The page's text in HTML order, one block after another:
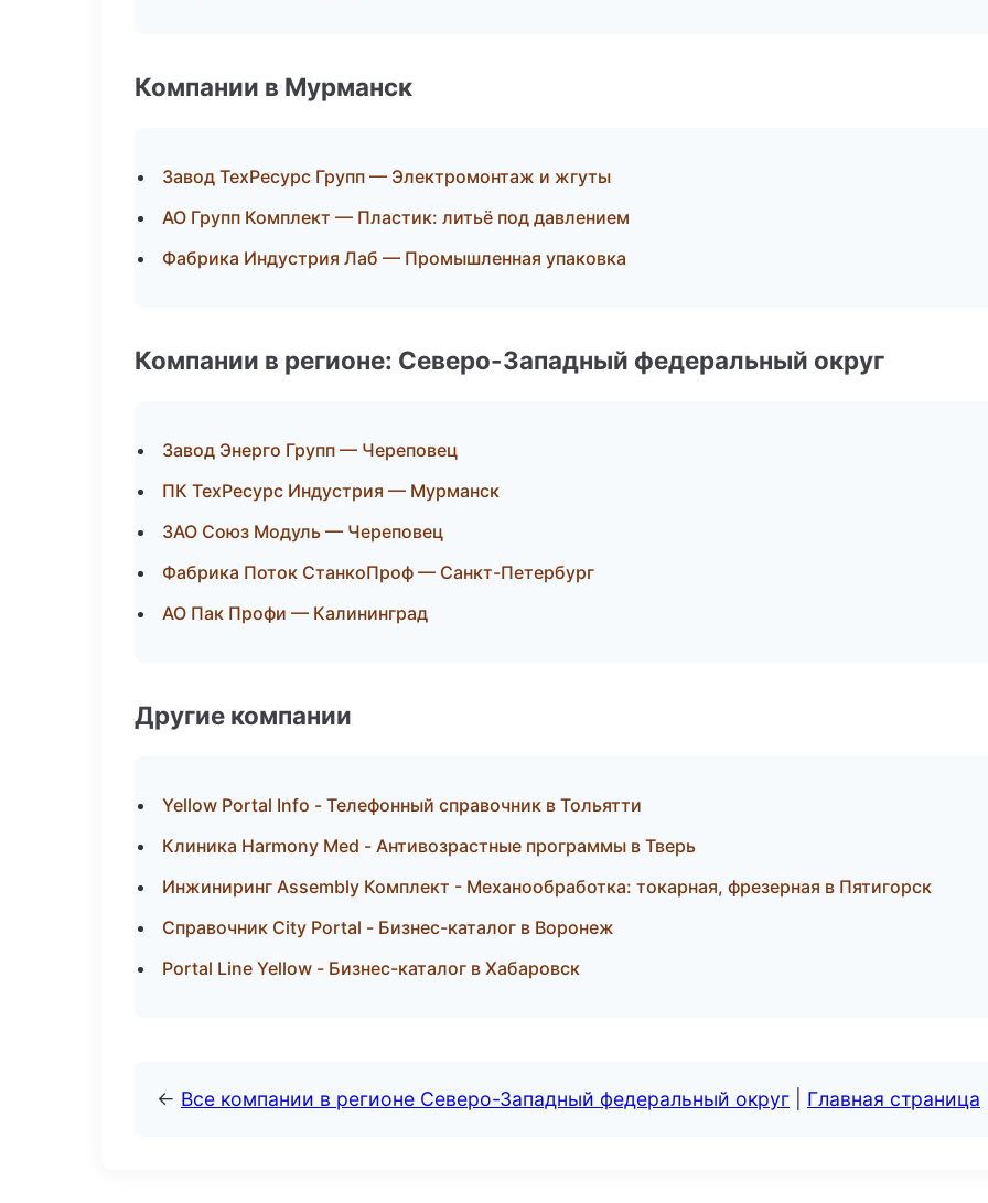
Компании в Мурманск
Завод ТехРесурс Групп — Электромонтаж и жгуты
АО Групп Комплект — Пластик: литьё под давлением
Фабрика Индустрия Лаб — Промышленная упаковка
Компании в регионе: Северо-Западный федеральный округ
Завод Энерго Групп — Череповец
ПК ТехРесурс Индустрия — Мурманск
ЗАО Союз Модуль — Череповец
Фабрика Поток СтанкоПроф — Санкт-Петербург
АО Пак Профи — Калининград
Другие компании
Yellow Portal Info - Телефонный справочник в Тольятти
Клиника Harmony Med - Антивозрастные программы в Тверь
Инжиниринг Assembly Комплект - Механообработка: токарная, фрезерная в Пятигорск
Справочник City Portal - Бизнес-каталог в Воронеж
Portal Line Yellow - Бизнес-каталог в Хабаровск
← Все компании в регионе Северо-Западный федеральный округ Главная страница